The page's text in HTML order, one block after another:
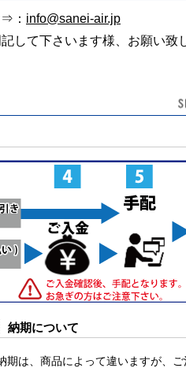
： info@sanei-air.jp
して下さいます様、お願い致
納期について
期は、商品によって違いますが、ご